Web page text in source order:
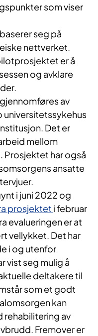
som viser
seg på
nettverket.
er å
og avklare
av
universitetssykehus
Det er
mellom
har også
ansatte
i juni 2022 og
prosjektet i februar
evalueringen er at
vellykket. Det har
i og utenfor
vist seg mulig å
deltakere til
som et godt
kan
rehabilitering av
Fremover er